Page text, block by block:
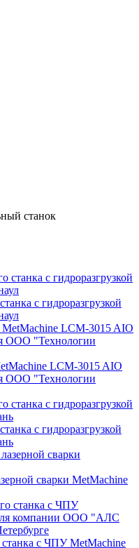
станок
c гидроразгрузкой
LCM-3015 AIO
ООО "Технологии
c гидроразгрузкой
сварки MetMachine
станка с ЧПУ MetMachine